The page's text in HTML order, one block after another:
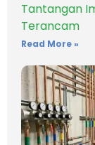
Tantangan
Terancam
Read More »